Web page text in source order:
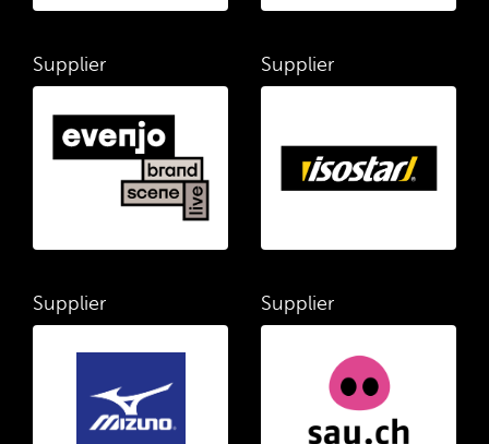
Supplier Supplier
Supplier Supplier